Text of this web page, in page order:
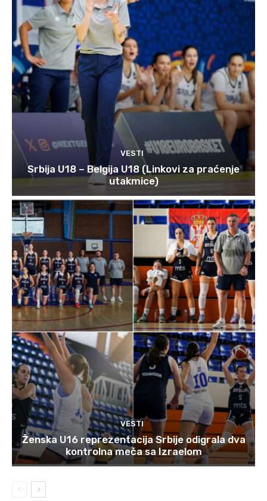
VESTI
Srbija U18 – Belgija U18 (Linkovi za praćenje
utakmice)
VESTI
Ženska U16 reprezentacija Srbije odigrala dva
kontrolna meča sa Izraelom